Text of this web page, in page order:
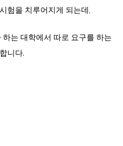
험을 치루어지게 되는데,
는 대학에서 따로 요구를 하는
니다.